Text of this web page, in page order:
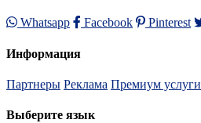
Whatsapp Facebook Pinterest
Информация
Партнеры Реклама Премиум услуги
Выберите язык